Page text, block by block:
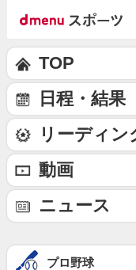
TOP
日程・結果
リーディン
動画
ニュース
プロ野球